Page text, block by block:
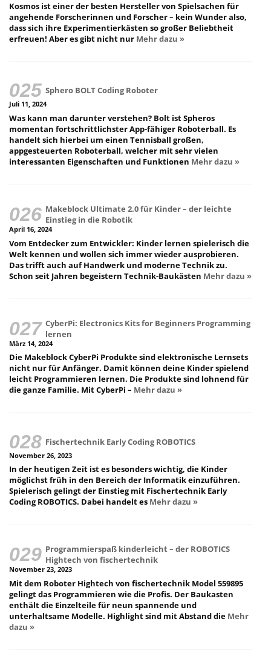
Kosmos ist einer der besten Hersteller von Spielsachen für
angehende Forscherinnen und Forscher – kein Wunder also,
dass sich ihre Experimentierkästen so großer Beliebtheit
erfreuen! Aber es gibt nicht nur Mehr dazu »
Sphero BOLT Coding Roboter
Juli 11, 2024
Was kann man darunter verstehen? Bolt ist Spheros
momentan fortschrittlichster App-fähiger Roboterball. Es
handelt sich hierbei um einen Tennisball großen,
appgesteuerten Roboterball, welcher mit sehr vielen
interessanten Eigenschaften und Funktionen Mehr dazu »
Makeblock Ultimate 2.0 für Kinder – der leichte
Einstieg in die Robotik
April 16, 2024
Vom Entdecker zum Entwickler: Kinder lernen spielerisch die
Welt kennen und wollen sich immer wieder ausprobieren.
Das trifft auch auf Handwerk und moderne Technik zu.
Schon seit Jahren begeistern Technik-Baukästen Mehr dazu »
CyberPi: Electronics Kits for Beginners Programming
lernen
März 14, 2024
Die Makeblock CyberPi Produkte sind elektronische Lernsets
nicht nur für Anfänger. Damit können deine Kinder spielend
leicht Programmieren lernen. Die Produkte sind lohnend für
die ganze Familie. Mit CyberPi – Mehr dazu »
Fischertechnik Early Coding ROBOTICS
November 26, 2023
In der heutigen Zeit ist es besonders wichtig, die Kinder
möglichst früh in den Bereich der Informatik einzuführen.
Spielerisch gelingt der Einstieg mit Fischertechnik Early
Coding ROBOTICS. Dabei handelt es Mehr dazu »
Programmierspaß kinderleicht – der ROBOTICS
Hightech von fischertechnik
November 23, 2023
Mit dem Roboter Hightech von fischertechnik Model 559895
gelingt das Programmieren wie die Profis. Der Baukasten
enthält die Einzelteile für neun spannende und
unterhaltsame Modelle. Highlight sind mit Abstand die Mehr
dazu »